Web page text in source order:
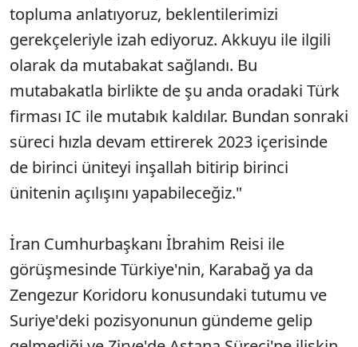
topluma anlatıyoruz, beklentilerimizi
gerekçeleriyle izah ediyoruz. Akkuyu ile ilgili
olarak da mutabakat sağlandı. Bu
mutabakatla birlikte de şu anda oradaki Türk
firması IC ile mutabık kaldılar. Bundan sonraki
süreci hızla devam ettirerek 2023 içerisinde
de birinci üniteyi inşallah bitirip birinci
ünitenin açılışını yapabileceğiz."
İran Cumhurbaşkanı İbrahim Reisi ile
görüşmesinde Türkiye'nin, Karabağ ya da
Zengezur Koridoru konusundaki tutumu ve
Suriye'deki pozisyonunun gündeme gelip